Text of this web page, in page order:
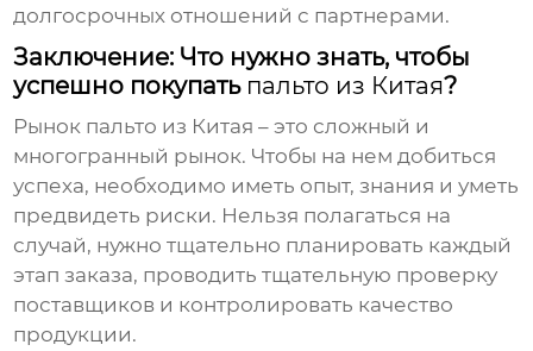
долгосрочных отношений с партнерами.
Заключение: Что нужно знать, чтобы
успешно покупать пальто из Китая?
Рынок пальто из Китая – это сложный и
многогранный рынок. Чтобы на нем добиться
успеха, необходимо иметь опыт, знания и уметь
предвидеть риски. Нельзя полагаться на
случай, нужно тщательно планировать каждый
этап заказа, проводить тщательную проверку
поставщиков и контролировать качество
продукции.